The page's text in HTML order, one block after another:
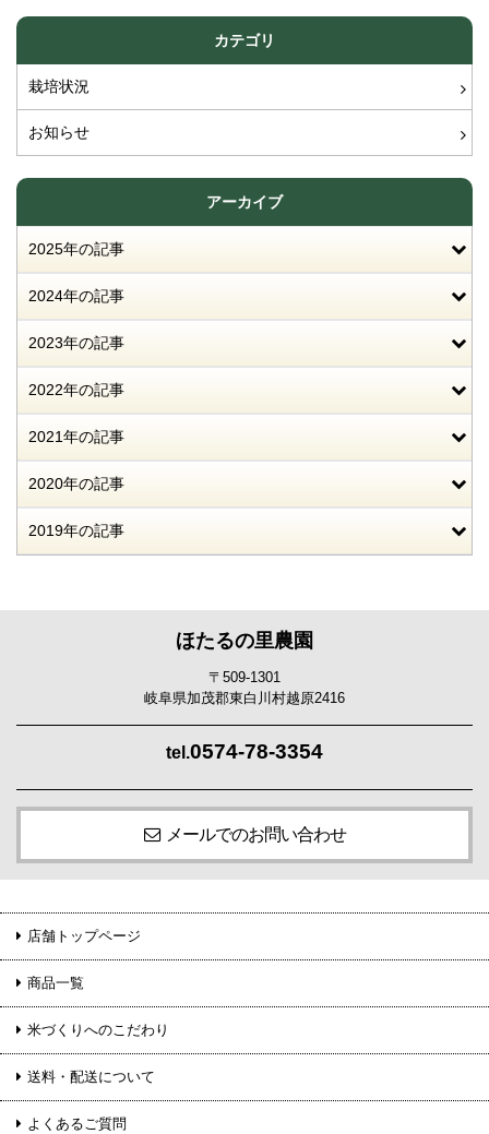
カテゴリ
栽培状況
お知らせ
アーカイブ
2025年の記事
2024年の記事
2023年の記事
2022年の記事
2021年の記事
2020年の記事
2019年の記事
ほたるの里農園
〒509-1301
岐阜県加茂郡東白川村越原2416
tel.0574-78-3354
メールでのお問い合わせ
店舗トップページ
商品一覧
米づくりへのこだわり
送料・配送について
よくあるご質問